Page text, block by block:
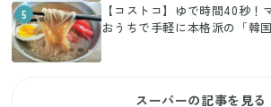
5
【コストコ】ゆで時間40秒！
おうちで手軽に本格派の「韓国
スーパーの記事を見る